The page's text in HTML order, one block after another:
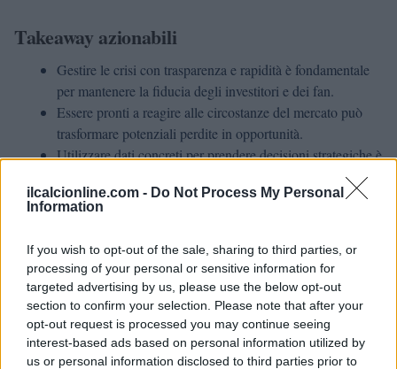
ilcalcionline.com - Do Not Process My Personal
Information
If you wish to opt-out of the sale, sharing to third parties, or
processing of your personal or sensitive information for
targeted advertising by us, please use the below opt-out
section to confirm your selection. Please note that after your
opt-out request is processed you may continue seeing
interest-based ads based on personal information utilized by
us or personal information disclosed to third parties prior to
Takeaway azionabili
Gestire le crisi con trasparenza e rapidità è fondamentale
per mantenere la fiducia degli investitori e dei fan.
Essere pronti a reagire alle circostanze del mercato può
trasformare potenziali perdite in opportunità.
Utilizzare dati concreti per prendere decisioni strategiche è
sempre più importante nel mondo competitivo dello sport
e degli affari.
AUTORE
AiAdhubMedia